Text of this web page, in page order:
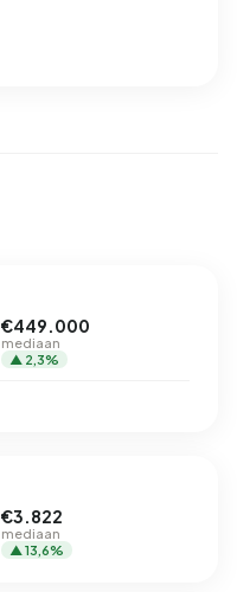
€449.000
mediaan
▲ 2,3%
€3.822
mediaan
▲ 13,6%